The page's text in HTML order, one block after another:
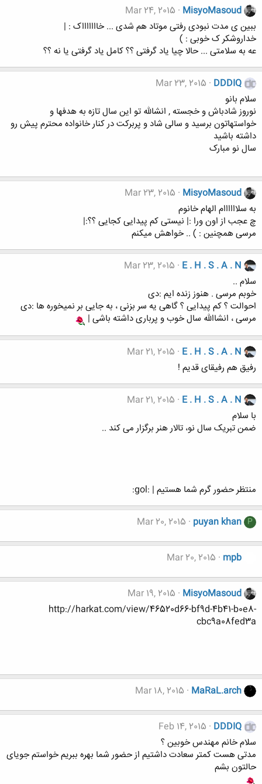
MisyoMasoud
Mar 24, 2015
ببین ی مدت نبودی رفتی موتاد هم شدی ... خاااااااک : |
خداروشکر ک خوبی : )
عه به سلامتی ... حالا چیا یاد گرفتی ؟؟ کامل یاد گرفتی یا نه ؟؟
DDDIQ
Mar 23, 2015
سلام بانو
نوروز شادباش و خجسته , انشالله تو این سال تازه به هدفها و
خواستهاتون برسید و سالی شاد و پربرکت در کنار خانواده محترم پیش رو
داشته باشید
سال نو مبارک
MisyoMasoud
Mar 23, 2015
به سلاااااام الهام خانوم
چ عجب از اون ورا :| نیستی کم پیدایی کجایی ؟؟:|
مرسی همچنین : ) .. خواهش میکنم
E . H . S . A . N
Mar 23, 2015
سلام ..
خوبم مرسی . هنوز زنده ایم :دی
احوالت ؟ کم پیدایی ؟ گاهی یه سر بزنی ، به جایی بر نمیخوره ها :دی
مرسی ، انشاالله سال خوب و پرباری داشته باشی |
E . H . S . A . N
Mar 21, 2015
رفیق هم رفیقای قدیم !
E . H . S . A . N
Mar 21, 2015
با سلام
ضمن تبریک سال نو، تالار هنر برگزار می کند ..
منتظر حضور گرم شما هستیم | :gol:
P
puyan khan
Mar 20, 2015
mpb
Mar 20, 2015
MisyoMasoud
Mar 19, 2015
http://harkat.com/view/46520d66-bf9d-4b41-b0e8-
cbc9a08fed3a
MaRaL.arch
Mar 18, 2015
DDDIQ
Feb 14, 2015
سلام خانم مهندس خوبین ؟
مدتی هست کمتر سعادت داشتیم از حضور شما بهره ببریم خواستم جویای
حالتون بشم